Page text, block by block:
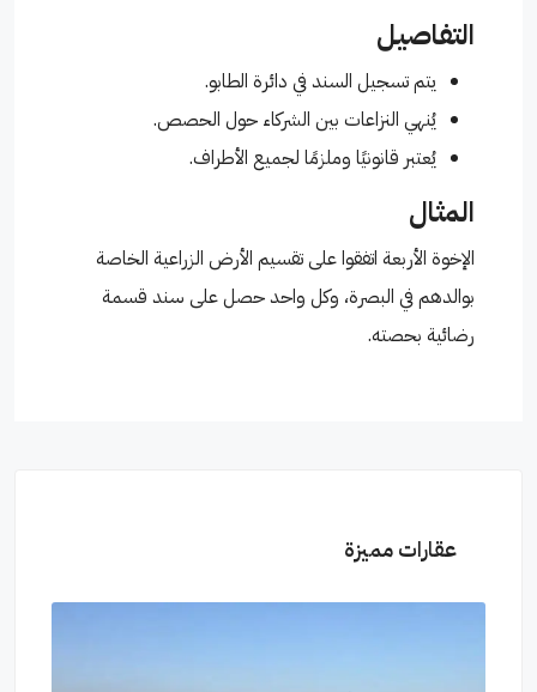
التفاصيل
يتم تسجيل السند في دائرة الطابو.
يُنهي النزاعات بين الشركاء حول الحصص.
يُعتبر قانونيًا وملزمًا لجميع الأطراف.
المثال
الإخوة الأربعة اتفقوا على تقسيم الأرض الزراعية الخاصة
بوالدهم في البصرة، وكل واحد حصل على سند قسمة
رضائية بحصته.
عقارات مميزة